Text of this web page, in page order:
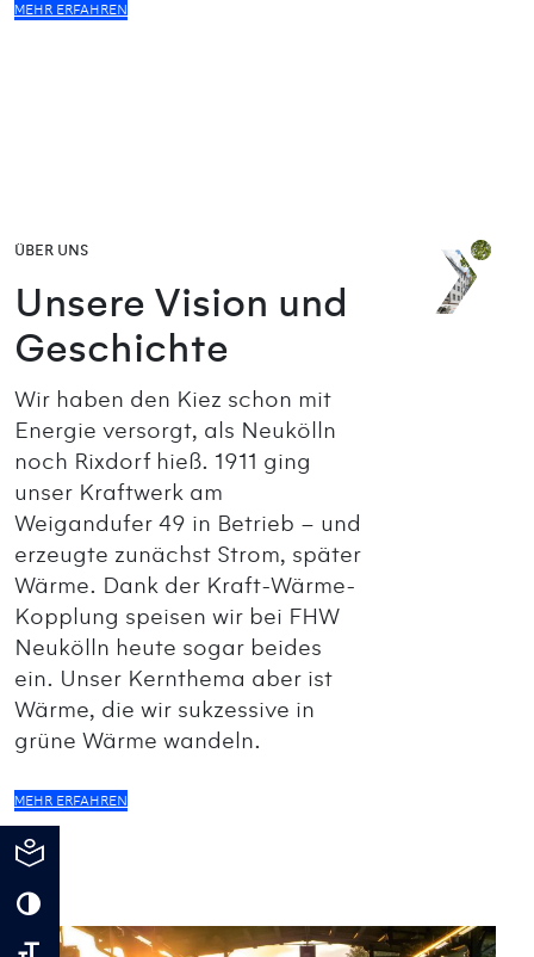
Einfache Sprache
Umschalten auf hohe Kontraste
MEHR ERFAHREN
ÜBER UNS
Unsere Vision und
Geschichte
Wir haben den Kiez schon mit
Energie versorgt, als Neukölln
noch Rixdorf hieß. 1911 ging
unser Kraftwerk am
Weigandufer 49 in Betrieb – und
erzeugte zunächst Strom, später
Wärme. Dank der Kraft-Wärme-
Kopplung speisen wir bei FHW
Neukölln heute sogar beides
ein. Unser Kernthema aber ist
Wärme, die wir sukzessive in
grüne Wärme wandeln.
MEHR ERFAHREN